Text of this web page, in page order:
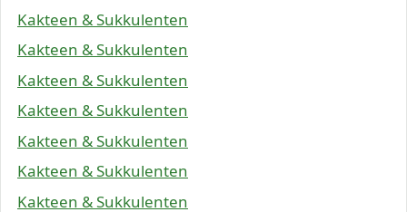
Kakteen & Sukkulenten
Kakteen & Sukkulenten
Kakteen & Sukkulenten
Kakteen & Sukkulenten
Kakteen & Sukkulenten
Kakteen & Sukkulenten
Kakteen & Sukkulenten